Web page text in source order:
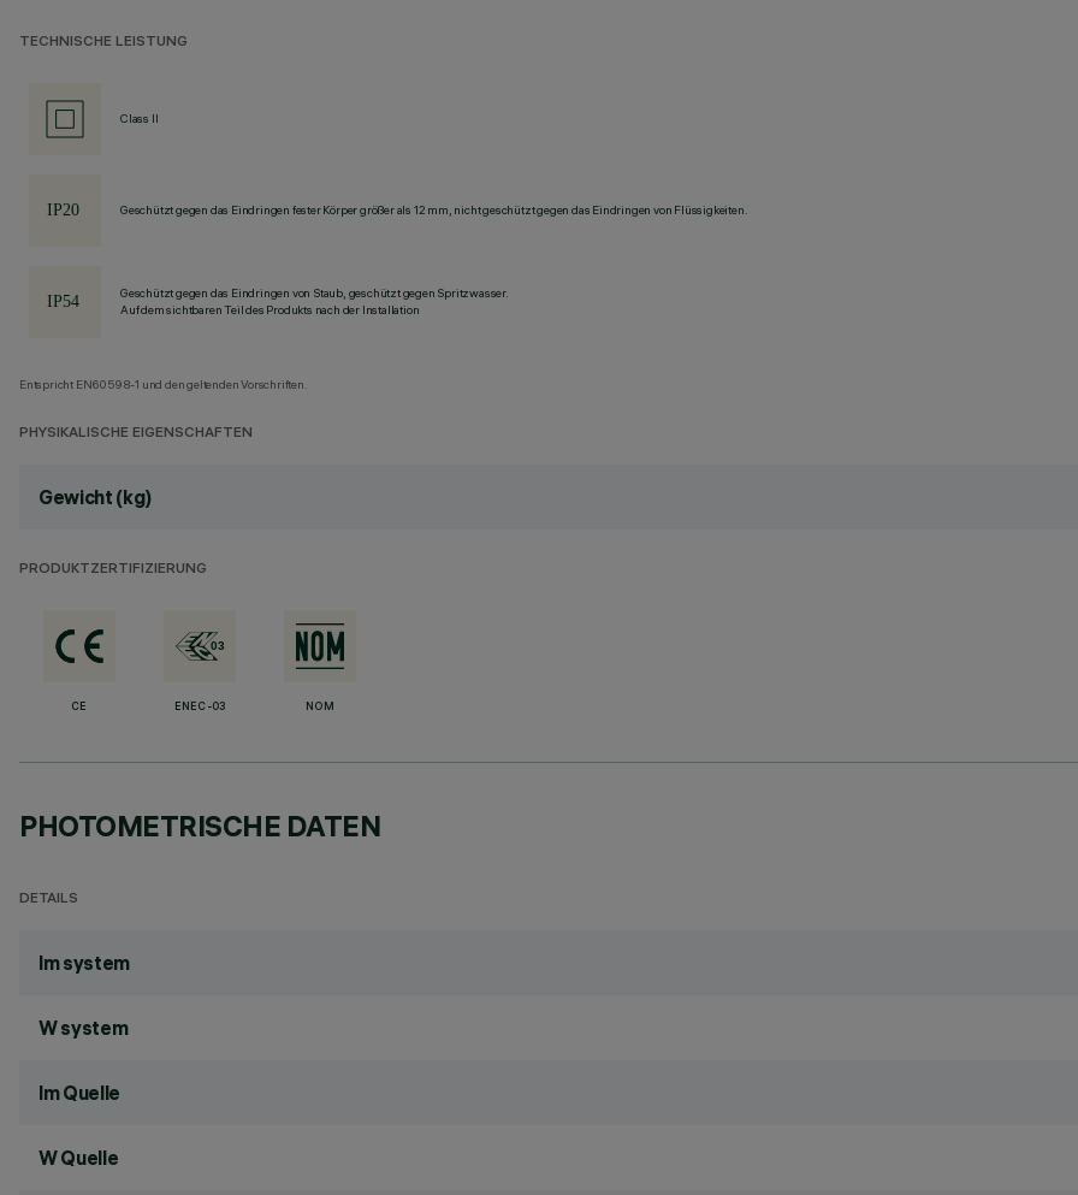
TECHNISCHE LEISTUNG
Class II
Geschützt gegen das Eindringen fester Körper größer als 12 mm, nicht geschützt gegen das Eindringen von Flüssigkeiten.
Geschützt gegen das Eindringen von Staub, geschützt gegen Spritzwasser.
Auf dem sichtbaren Teil des Produkts nach der Installation
Entspricht EN60598-1 und den geltenden Vorschriften.
PHYSIKALISCHE EIGENSCHAFTEN
Gewicht (kg)
PRODUKTZERTIFIZIERUNG
CE ENEC-03 NOM
PHOTOMETRISCHE DATEN
DETAILS
lm system
W system
lm Quelle
W Quelle